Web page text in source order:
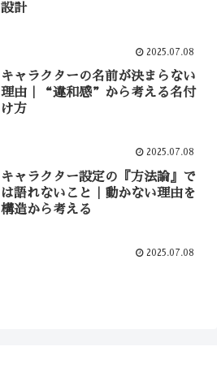
設計
2025.07.08
キャラクターの名前が決まらない
理由｜“違和感”から考える名付
け方
2025.07.08
キャラクター設定の『方法論』で
は語れないこと｜動かない理由を
構造から考える
2025.07.08